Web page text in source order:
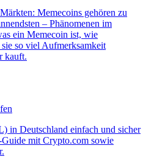
Memecoins gehören zu
– Phänomenen im
ein Memecoin ist, wie
so viel Aufmerksamkeit
kauft.
in Deutschland einfach und sicher
mit Crypto.com sowie